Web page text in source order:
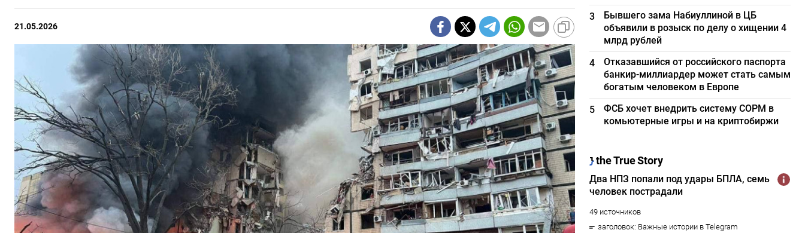
21.05.2026
3
Бывшего зама Набиуллиной в ЦБ
объявили в розыск по делу о хищении 4
млрд рублей
4
Отказавшийся от российского паспорта
банкир-миллиардер может стать самым
богатым человеком в Европе
5
ФСБ хочет внедрить систему СОРМ в
комьютерные игры и на криптобиржи